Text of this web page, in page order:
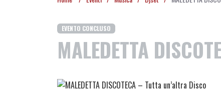
EVENTO CONCLUSO
MALEDETTA